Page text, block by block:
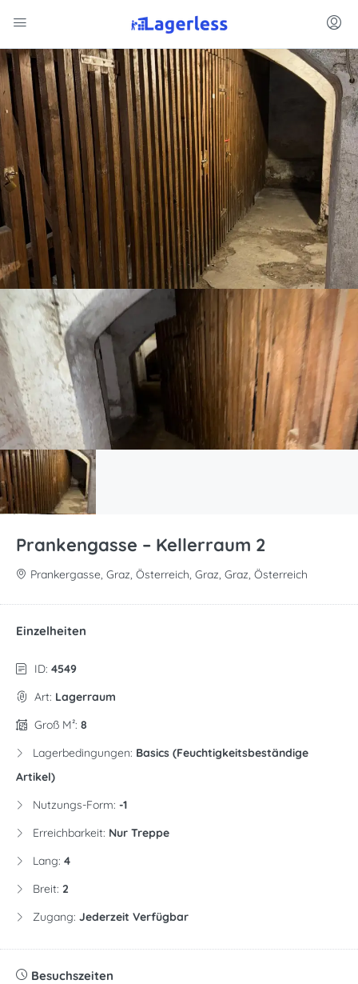
Prankengasse – Kellerraum 2
Prankergasse, Graz, Österreich, Graz, Graz, Österreich
Einzelheiten
ID: 4549
Art: Lagerraum
Groß M²: 8
Lagerbedingungen: Basics (feuchtigkeitsbeständige
Artikel)
Nutzungs-Form: -1
Erreichbarkeit: Nur Treppe
Lang: 4
Breit: 2
Zugang: Jederzeit Verfügbar
Besuchszeiten